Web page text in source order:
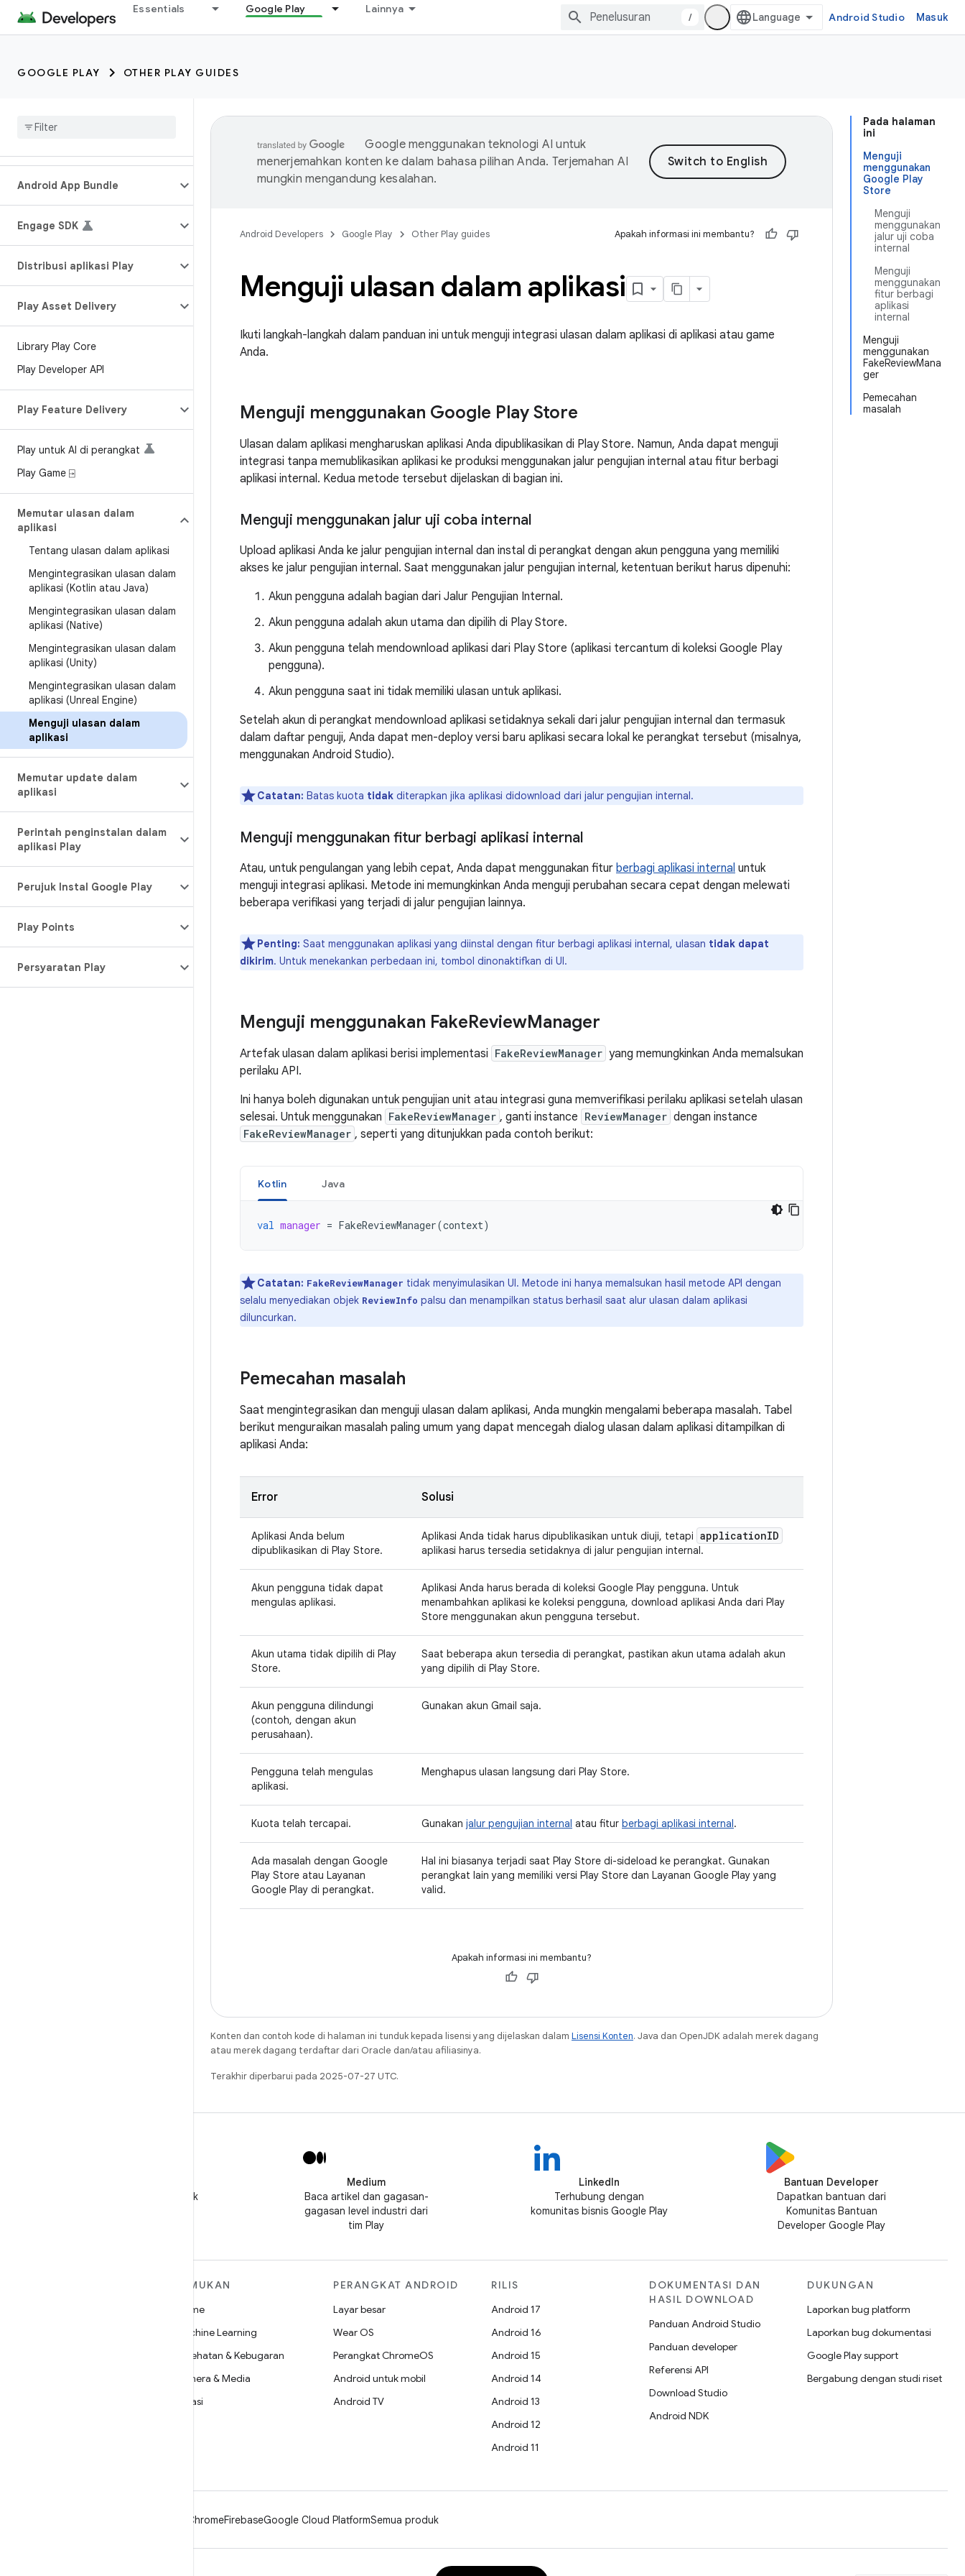
Essentials Google Play Lainnya
/ Android Studio Masuk
GOOGLE PLAY OTHER PLAY GUIDES
Android App Bundle
Engage SDK
Distribusi aplikasi Play
Play Asset Delivery
Library Play Core
Play Developer API
Play Feature Delivery
Play untuk AI di perangkat
Play Game ⍈
Memutar ulasan dalam
aplikasi
Tentang ulasan dalam aplikasi
Mengintegrasikan ulasan dalam
aplikasi (Kotlin atau Java)
Mengintegrasikan ulasan dalam
aplikasi (Native)
Mengintegrasikan ulasan dalam
aplikasi (Unity)
Mengintegrasikan ulasan dalam
aplikasi (Unreal Engine)
Menguji ulasan dalam
aplikasi
Memutar update dalam
aplikasi
Perintah penginstalan dalam
aplikasi Play
Perujuk Instal Google Play
Play Points
Persyaratan Play
Pada halaman
ini
Menguji
menggunakan
Google Play
Store
Menguji
menggunakan
jalur uji coba
internal
Menguji
menggunakan
fitur berbagi
aplikasi
internal
Menguji
menggunakan
FakeReviewMana
ger
Pemecahan
masalah
Google menggunakan teknologi AI untuk
menerjemahkan konten ke dalam bahasa pilihan Anda. Terjemahan AI
mungkin mengandung kesalahan.
Android Developers Google Play Other Play guides Apakah informasi ini membantu?
Menguji ulasan dalam aplikasi
Ikuti langkah-langkah dalam panduan ini untuk menguji integrasi ulasan dalam aplikasi di aplikasi atau game
Anda.
Menguji menggunakan Google Play Store
Ulasan dalam aplikasi mengharuskan aplikasi Anda dipublikasikan di Play Store. Namun, Anda dapat menguji
integrasi tanpa memublikasikan aplikasi ke produksi menggunakan jalur pengujian internal atau fitur berbagi
aplikasi internal. Kedua metode tersebut dijelaskan di bagian ini.
Menguji menggunakan jalur uji coba internal
Upload aplikasi Anda ke jalur pengujian internal dan instal di perangkat dengan akun pengguna yang memiliki
akses ke jalur pengujian internal. Saat menggunakan jalur pengujian internal, ketentuan berikut harus dipenuhi:
Akun pengguna adalah bagian dari Jalur Pengujian Internal.
Akun pengguna adalah akun utama dan dipilih di Play Store.
Akun pengguna telah mendownload aplikasi dari Play Store (aplikasi tercantum di koleksi Google Play
pengguna).
Akun pengguna saat ini tidak memiliki ulasan untuk aplikasi.
Setelah akun di perangkat mendownload aplikasi setidaknya sekali dari jalur pengujian internal dan termasuk
dalam daftar penguji, Anda dapat men-deploy versi baru aplikasi secara lokal ke perangkat tersebut (misalnya,
menggunakan Android Studio).
Catatan: Batas kuota tidak diterapkan jika aplikasi didownload dari jalur pengujian internal.
Menguji menggunakan fitur berbagi aplikasi internal
Atau, untuk pengulangan yang lebih cepat, Anda dapat menggunakan fitur berbagi aplikasi internal untuk
menguji integrasi aplikasi. Metode ini memungkinkan Anda menguji perubahan secara cepat dengan melewati
beberapa verifikasi yang terjadi di jalur pengujian lainnya.
Penting: Saat menggunakan aplikasi yang diinstal dengan fitur berbagi aplikasi internal, ulasan tidak dapat
dikirim. Untuk menekankan perbedaan ini, tombol dinonaktifkan di UI.
Menguji menggunakan FakeReviewManager
Artefak ulasan dalam aplikasi berisi implementasi FakeReviewManager yang memungkinkan Anda memalsukan
perilaku API.
Ini hanya boleh digunakan untuk pengujian unit atau integrasi guna memverifikasi perilaku aplikasi setelah ulasan
selesai. Untuk menggunakan FakeReviewManager , ganti instance ReviewManager dengan instance
FakeReviewManager , seperti yang ditunjukkan pada contoh berikut:
Kotlin Java
val manager = FakeReviewManager(context)
Catatan: FakeReviewManager tidak menyimulasikan UI. Metode ini hanya memalsukan hasil metode API dengan
selalu menyediakan objek ReviewInfo palsu dan menampilkan status berhasil saat alur ulasan dalam aplikasi
diluncurkan.
Pemecahan masalah
Saat mengintegrasikan dan menguji ulasan dalam aplikasi, Anda mungkin mengalami beberapa masalah. Tabel
berikut menguraikan masalah paling umum yang dapat mencegah dialog ulasan dalam aplikasi ditampilkan di
aplikasi Anda:
Error Solusi
Aplikasi Anda belum
dipublikasikan di Play Store.
Aplikasi Anda tidak harus dipublikasikan untuk diuji, tetapi applicationID
aplikasi harus tersedia setidaknya di jalur pengujian internal.
Akun pengguna tidak dapat
mengulas aplikasi.
Aplikasi Anda harus berada di koleksi Google Play pengguna. Untuk
menambahkan aplikasi ke koleksi pengguna, download aplikasi Anda dari Play
Store menggunakan akun pengguna tersebut.
Akun utama tidak dipilih di Play
Store.
Saat beberapa akun tersedia di perangkat, pastikan akun utama adalah akun
yang dipilih di Play Store.
Akun pengguna dilindungi
(contoh, dengan akun
perusahaan).
Gunakan akun Gmail saja.
Pengguna telah mengulas
aplikasi.
Menghapus ulasan langsung dari Play Store.
Kuota telah tercapai. Gunakan jalur pengujian internal atau fitur berbagi aplikasi internal.
Ada masalah dengan Google
Play Store atau Layanan
Google Play di perangkat.
Hal ini biasanya terjadi saat Play Store di-sideload ke perangkat. Gunakan
perangkat lain yang memiliki versi Play Store dan Layanan Google Play yang
valid.
Apakah informasi ini membantu?
Konten dan contoh kode di halaman ini tunduk kepada lisensi yang dijelaskan dalam Lisensi Konten. Java dan OpenJDK adalah merek dagang
atau merek dagang terdaftar dari Oracle dan/atau afiliasinya.
Terakhir diperbarui pada 2025-07-27 UTC.
Ikuti @GooglePlayBiz untuk
Medium
Baca artikel dan gagasan-
gagasan level industri dari
tim Play
LinkedIn
Terhubung dengan
komunitas bisnis Google Play
Bantuan Developer
Dapatkan bantuan dari
Komunitas Bantuan
Developer Google Play
TEMUKAN
Game
Machine Learning
Kesehatan & Kebugaran
Kamera & Media
Privasi
PERANGKAT ANDROID
Layar besar
Wear OS
Perangkat ChromeOS
Android untuk mobil
Android TV
RILIS
Android 17
Android 16
Android 15
Android 14
Android 13
Android 12
Android 11
DOKUMENTASI DAN
HASIL DOWNLOAD
Panduan Android Studio
Panduan developer
Referensi API
Download Studio
Android NDK
DUKUNGAN
Laporkan bug platform
Laporkan bug dokumentasi
Google Play support
Bergabung dengan studi riset
ChromeFirebaseGoogle Cloud PlatformSemua produk